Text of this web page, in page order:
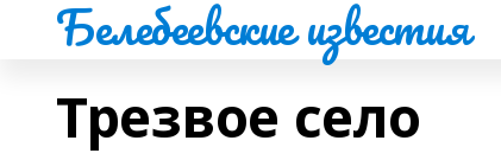
Белебеевские известия
Трезвое село